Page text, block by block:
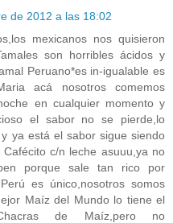
de 2012 a las 18:02
mexicanos nos quisieron
son horribles ácidos y
Peruano*es in-igualable es
acá nosotros comemos
en cualquier momento y
el sabor no se pierde,lo
ya está el sabor sigue siendo
c/n leche asuuu,ya no
porque sale tan rico por
es único,nosotros somos
Maíz del Mundo lo tiene el
de Maíz,pero no